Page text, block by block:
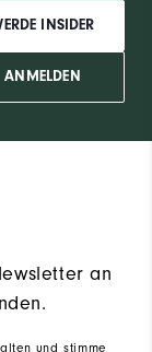
INSIDER
ANMELDEN
an
und stimme